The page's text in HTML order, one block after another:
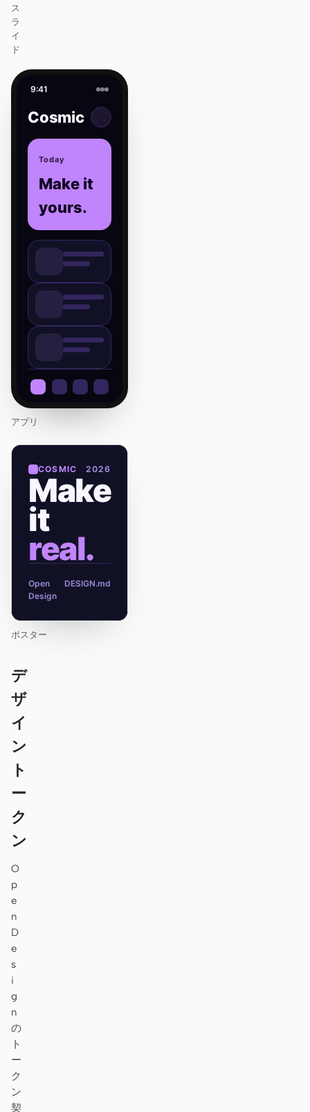
ス
ラ
イ
ド
9:41
Cosmic
Today
Make it
yours.
アプリ
COSMIC 2026
Make
it
real.
Open
Design
DESIGN.md
ポスター
デ
ザ
イ
ン
ト
ー
ク
ン
O
p
e
n
D
e
s
i
g
n
の
ト
ー
ク
ン
契